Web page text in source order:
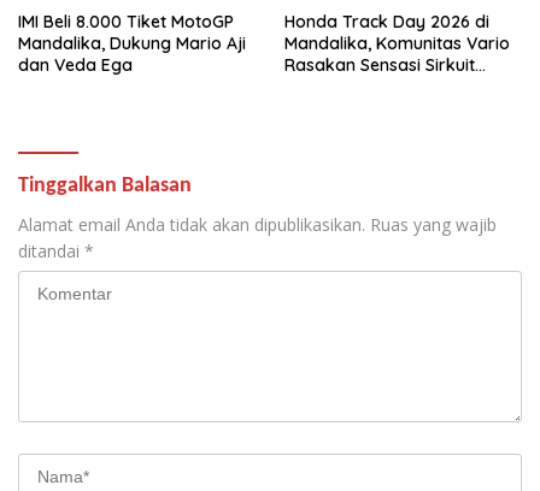
IMI Beli 8.000 Tiket MotoGP
Mandalika, Dukung Mario Aji
dan Veda Ega
Honda Track Day 2026 di
Mandalika, Komunitas Vario
Rasakan Sensasi Sirkuit
Tinggalkan Balasan
Alamat email Anda tidak akan dipublikasikan. Ruas yang wajib
ditandai *